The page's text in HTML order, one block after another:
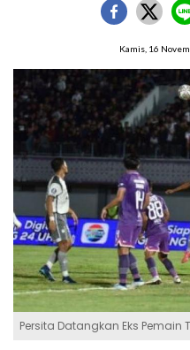
Kamis, 16
Persita Datangkan Eks Pemain